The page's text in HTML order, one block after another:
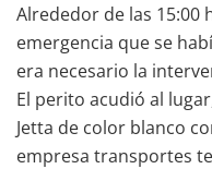
Alrededor de las
emergencia que se
era necesario la
El perito acudió al
Jetta de color blanco
empresa transportes